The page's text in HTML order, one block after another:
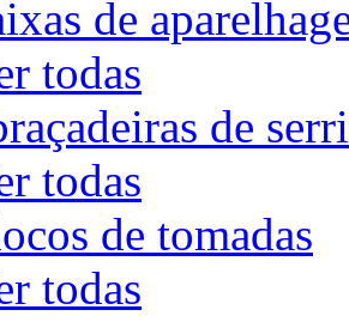
de
todas
de
todas
de tomadas
todas